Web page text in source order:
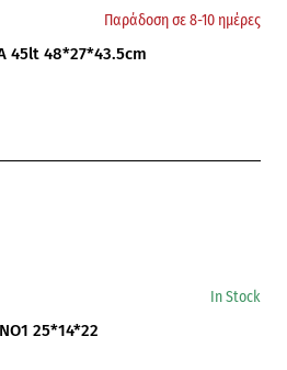
Παράδοση σε 8-10 ημέρες
45lt 48*27*43.5cm
In Stock
25*14*22